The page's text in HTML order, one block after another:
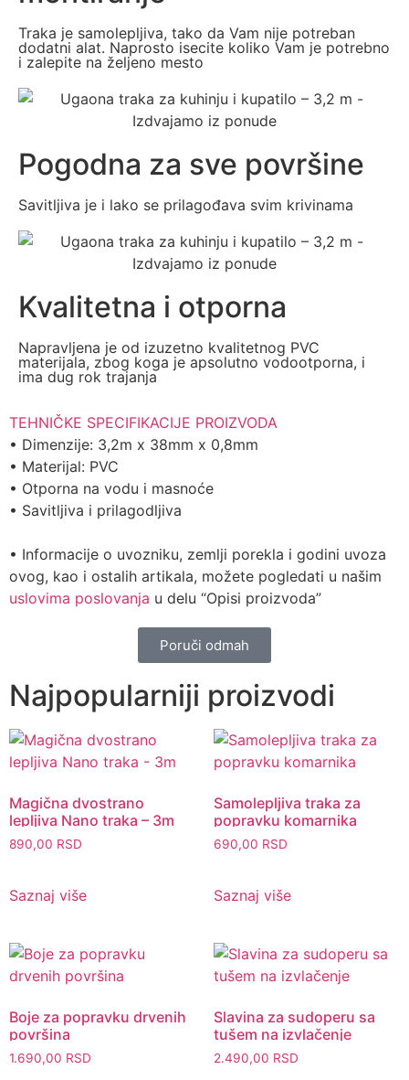
Traka je samolepljiva, tako da Vam nije potreban
dodatni alat. Naprosto isecite koliko Vam je potrebno
i zalepite na željeno mesto
Pogodna za sve površine
Savitljiva je i lako se prilagođava svim krivinama
Kvalitetna i otporna
Napravljena je od izuzetno kvalitetnog PVC
materijala, zbog koga je apsolutno vodootporna, i
ima dug rok trajanja
TEHNIČKE SPECIFIKACIJE PROIZVODA
• Dimenzije: 3,2m x 38mm x 0,8mm
• Materijal: PVC
• Otporna na vodu i masnoće
• Savitljiva i prilagodljiva
• Informacije o uvozniku, zemlji porekla i godini uvoza
ovog, kao i ostalih artikala, možete pogledati u našim
uslovima poslovanja u delu “Opisi proizvoda”
Poruči odmah
Najpopularniji proizvodi
Magična dvostrano
lepljiva Nano traka – 3m
890,00 RSD
Saznaj više
Samolepljiva traka za
popravku komarnika
690,00 RSD
Saznaj više
Boje za popravku drvenih
površina
1.690,00 RSD
Slavina za sudoperu sa
tušem na izvlačenje
2.490,00 RSD